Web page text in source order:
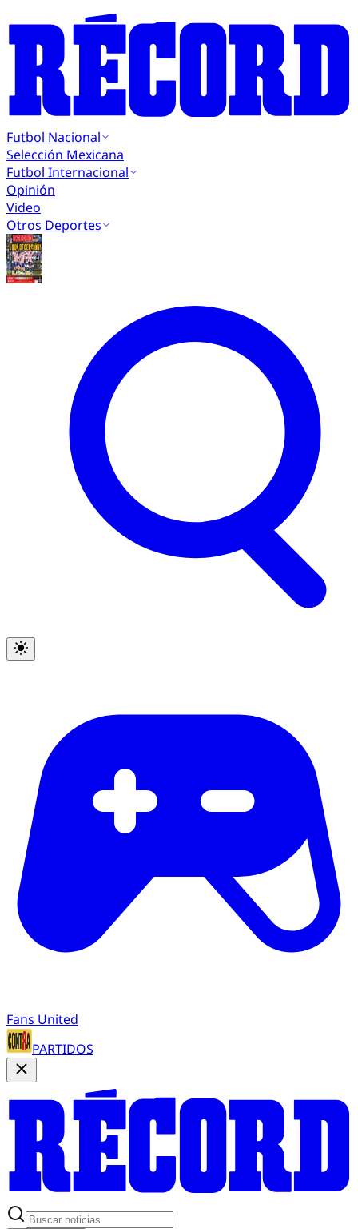
Futbol Nacional
Selección Mexicana
Futbol Internacional
Opinión
Video
Otros Deportes
Fans United
PARTIDOS